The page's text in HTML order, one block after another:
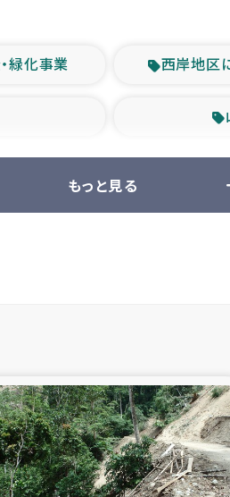
緑化事業 西岸地区
シリ
クル・プロジ
もっと見る